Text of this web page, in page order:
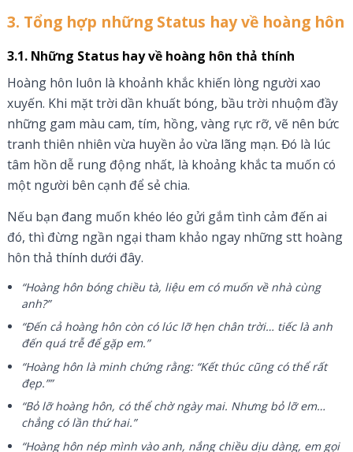
3. Tổng hợp những Status hay về hoàng hôn
3.1. Những Status hay về hoàng hôn thả thính
Hoàng hôn luôn là khoảnh khắc khiến lòng người xao
xuyến. Khi mặt trời dần khuất bóng, bầu trời nhuộm đầy
những gam màu cam, tím, hồng, vàng rực rỡ, vẽ nên bức
tranh thiên nhiên vừa huyền ảo vừa lãng mạn. Đó là lúc
tâm hồn dễ rung động nhất, là khoảng khắc ta muốn có
một người bên cạnh để sẻ chia.
Nếu bạn đang muốn khéo léo gửi gắm tình cảm đến ai
đó, thì đừng ngần ngại tham khảo ngay những stt hoàng
hôn thả thính dưới đây.
“Hoàng hôn bóng chiều tà, liệu em có muốn về nhà cùng
anh?”
“Đến cả hoàng hôn còn có lúc lỡ hẹn chân trời… tiếc là anh
đến quá trễ để gặp em.”
“Hoàng hôn là minh chứng rằng: “Kết thúc cũng có thể rất
đẹp.””
“Bỏ lỡ hoàng hôn, có thể chờ ngày mai. Nhưng bỏ lỡ em…
chẳng có lần thứ hai.”
“Hoàng hôn nép mình vào anh, nắng chiều dịu dàng, em gọi